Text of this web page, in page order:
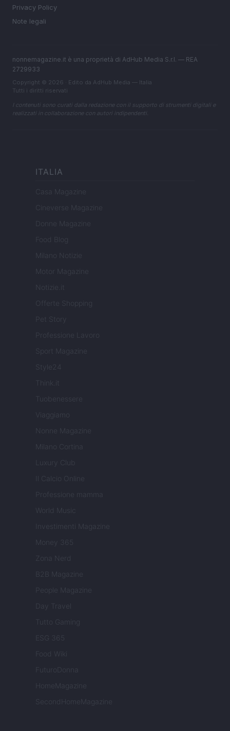
Privacy Policy
Note legali
nonnemagazine.it è una proprietà di AdHub Media S.r.l. — REA
2729933
Copyright © 2026 · Edito da AdHub Media — Italia
Tutti i diritti riservati
I contenuti sono curati dalla redazione con il supporto di strumenti digitali e
realizzati in collaborazione con autori indipendenti.
ITALIA
Casa Magazine
Cineverse Magazine
Donne Magazine
Food Blog
Milano Notizie
Motor Magazine
Notizie.it
Offerte Shopping
Professione Lavoro
Sport Magazine
Style24
Think.it
Tuobenessere
Viaggiamo
Nonne Magazine
Milano Cortina
Luxury Club
Il Calcio Online
Professione mamma
World Music
Investimenti Magazine
Money 365
Zona Nerd
B2B Magazine
People Magazine
Day Travel
Tutto Gaming
ESG 365
Food Wiki
FuturoDonna
HomeMagazine
SecondHomeMagazine